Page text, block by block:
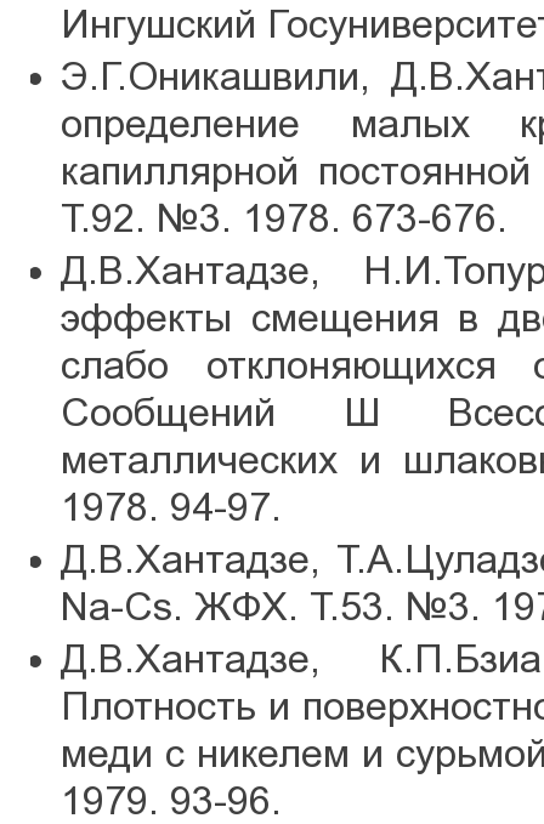
Ингушский
Э.Г.Оникашвили,
определение малых
капиллярной
Т.92. №3. 1978. 673-676.
Д.В.Хантадзе,
эффекты смещения в
слабо
Сообщений Ш
металлических и
1978. 94-97.
Д.В.Хантадзе,
Na-Cs. ЖФХ. Т.53. №3.
Д.В.Хантадзе,
Плотность и
меди с никелем и
1979. 93-96.